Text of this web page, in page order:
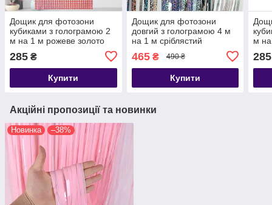
Дощик для фотозони
кубиками з голограмою 2
м на 1 м рожеве золото
285 ₴
Купити
Дощик для фотозони
довгий з голограмою 4 м
на 1 м сріблястий
465₴ 490 ₴
Купити
м
285
Акційні пропозиції та новинки
Новинка –38%